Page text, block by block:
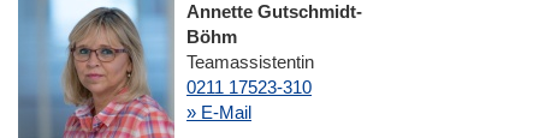
Annette Gutschmidt-
Böhm
Teamassistentin
0211 17523-310
» E-Mail